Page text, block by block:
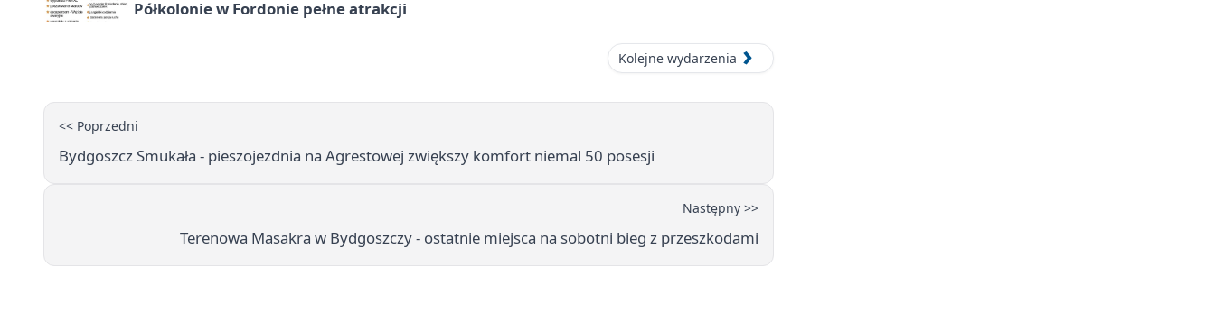
Półkolonie w Fordonie pełne atrakcji
Kolejne wydarzenia
<< Poprzedni
Bydgoszcz Smukała - pieszojezdnia na Agrestowej zwiększy komfort niemal 50 posesji
Następny >>
Terenowa Masakra w Bydgoszczy - ostatnie miejsca na sobotni bieg z przeszkodami